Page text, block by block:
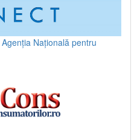
Agenția Națională pentru